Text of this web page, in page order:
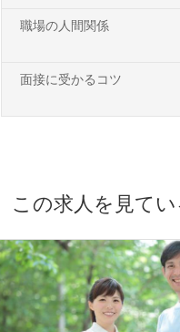
職場の人間関係
面接に受かるコツ
この求人を見て